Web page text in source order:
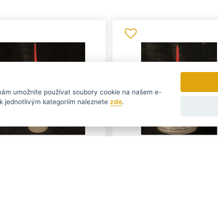
umožníte používat soubory cookie na našem e-
k jednotlivým kategoriím naleznete zde.